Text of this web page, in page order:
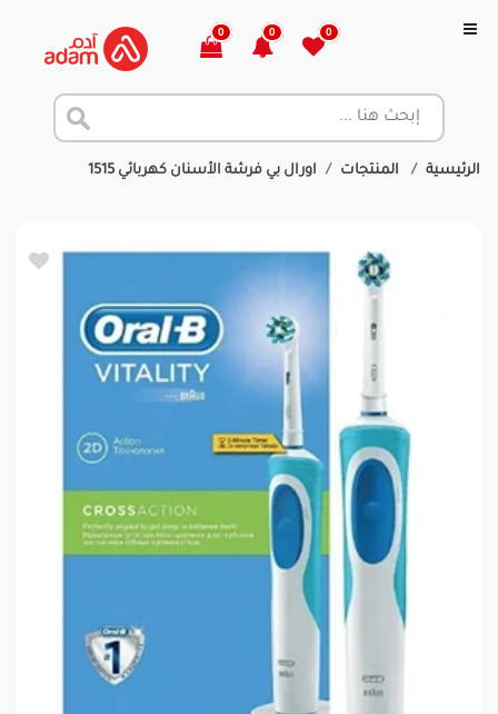
0
0
0
الرئيسية المنتجات اورال بي فرشة الأسنان كهربائي 1515